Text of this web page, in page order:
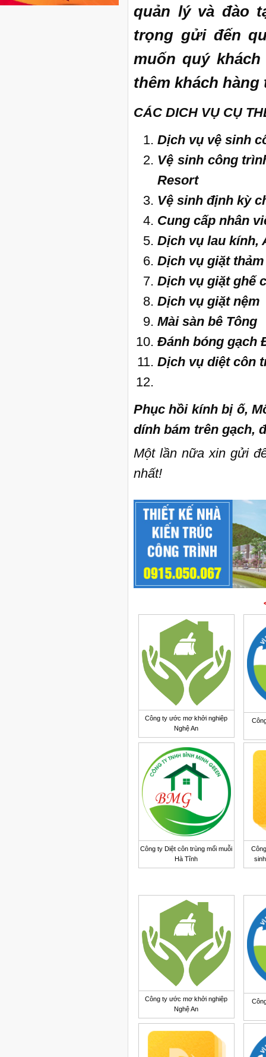
quản lý và đào
trọng gửi đến
muốn quý
thêm khách
CÁC DICH VỤCỤTH
Dịch vụ vệ sinh
Vệ sinh công
Resort
Vệ sinh định kỳ
Cung cấp nhân
Dịch vụ lau kính,
Dịch vụ giặt thảm
Dịch vụ giặt ghế
Dịch vụ giặt nệm
Mài sàn bê Tông
Đánh bóng gạch
Dịch vụ diệt côn
Phục hồi kính bị ố,
dính bám trên gạch,
Một lần nữa xin gửi đ
nhất!
Công ty ước mơ khởi nghiệp
Nghệ An
Công ty Diệt côn trùng mối muỗi
Hà Tĩnh
Công ty ước mơ khởi nghiệp
Nghệ An